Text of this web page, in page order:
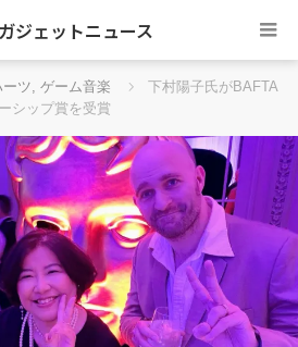
ジェットニュース
ツ, ゲーム音楽
下村陽子氏がBAFTA
シップ賞を受賞